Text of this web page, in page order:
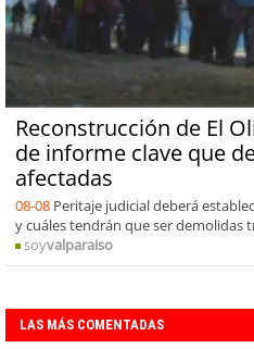
Reconstrucción de El
de informe clave que
afectadas
08-08 Peritaje judicial deberá
y cuáles tendrán que ser demolidas
soyvalparaiso
LAS MÁS COMENTADAS